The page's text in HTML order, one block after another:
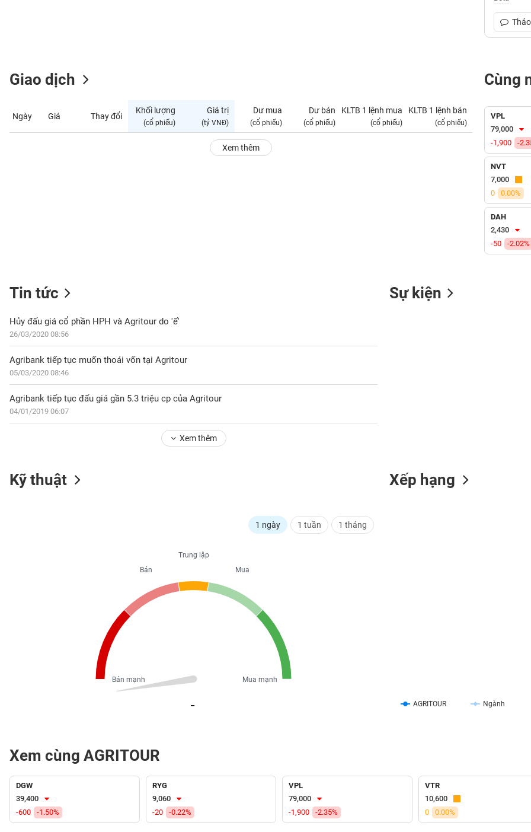
Giao dịch
Ngày Giá Thay đổi
Khối lượng
(cổ phiếu)
Giá trị
(tỷ VNĐ)
Dư mua
(cổ phiếu)
Dư bán
(cổ phiếu)
KLTB 1 lệnh mua
(cổ phiếu)
KLTB 1 lệnh bán
(cổ phiếu)
Xem thêm
Cùng
VPL
79,000
-1,900
-
NVT
7,000
0
0.00%
DAH
2,430
-50
-2.02%
Tin tức
Hủy đấu giá cổ phần HPH và Agritour do 'ế'
26/03/2020 08:56
Agribank tiếp tục muốn thoái vốn tại Agritour
05/03/2020 08:46
Agribank tiếp tục đấu giá gần 5.3 triệu cp của Agritour
04/01/2019 06:07
Xem thêm
Sự kiện
Kỹ thuật
1 ngày 1 tuần 1 tháng
Trung lập
Mua
Mua mạnh
Bán
Bán mạnh
Xếp hạng
AGRITOUR Ngành
Xem cùng AGRITOUR
DGW
39,400
-600
-1.50%
RYG
9,060
-20
-0.22%
VPL
79,000
-1,900
-2.35%
VTR
10,600
0
0.00%
CÁ
NHÂN
DOANH
NGHIỆP
CỔ
SINH
Ngành
(-)
VS-
SECTOR